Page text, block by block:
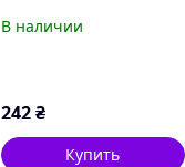
В наличии
242₴
Купить